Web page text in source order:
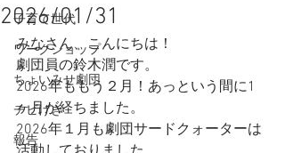
子育て世代
ワークショップ
ちょいみせ劇団
チビげき
報告
2026/01/31
みなさん、こんにちは！
劇団員の鈴木潤です。
2026年ももう２月！あっという間に1
ヶ月が経ちました。
2026年１月も劇団サードクォーターは